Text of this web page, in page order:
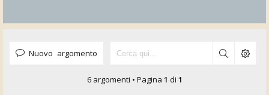
Nuovo argomento
6 argomenti • Pagina 1 di 1